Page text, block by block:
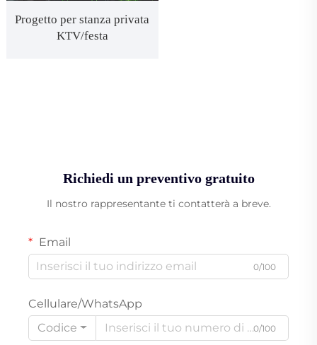
Progetto per stanza privata
KTV/festa
Richiedi un preventivo gratuito
Il nostro rappresentante ti contatterà a breve.
Email
0/100
Cellulare/WhatsApp
Codice
0/100